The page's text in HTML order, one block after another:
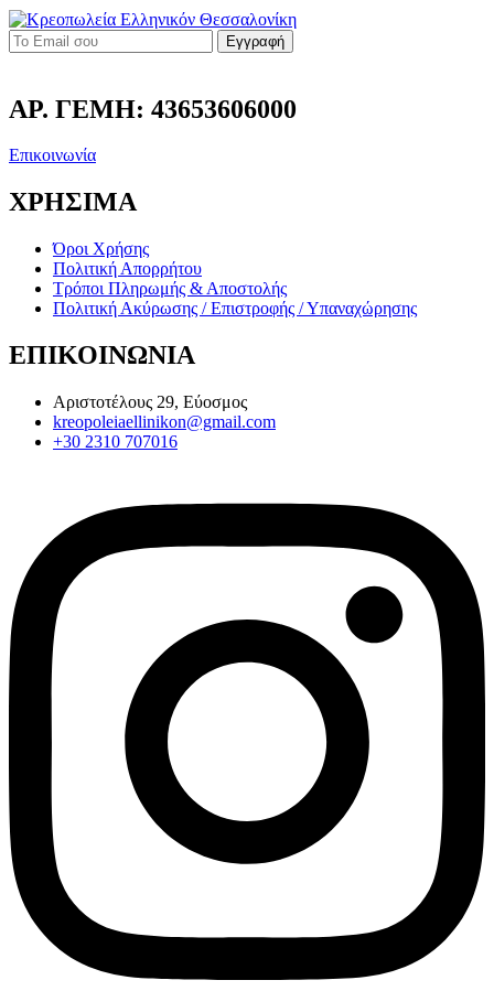
Εγγραφή
ΑΡ. ΓΕΜΗ: 43653606000
Επικοινωνία
ΧΡΗΣΙΜΑ
Όροι Χρήσης
Πολιτική Απορρήτου
Τρόποι Πληρωμής & Αποστολής
Πολιτική Ακύρωσης / Επιστροφής / Υπαναχώρησης
ΕΠΙΚΟΙΝΩΝΙΑ
Αριστοτέλους 29, Εύοσμος
kreopoleiaellinikon@gmail.com
+30 2310 707016